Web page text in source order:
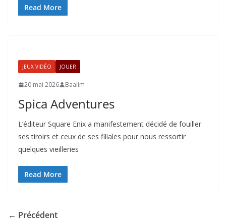
Read More
JEUX VIDÉO JOUER
20 mai 2026 Baalim
Spica Adventures
L’éditeur Square Enix a manifestement décidé de fouiller
ses tiroirs et ceux de ses filiales pour nous ressortir
quelques vieilleries
Read More
← Précédent